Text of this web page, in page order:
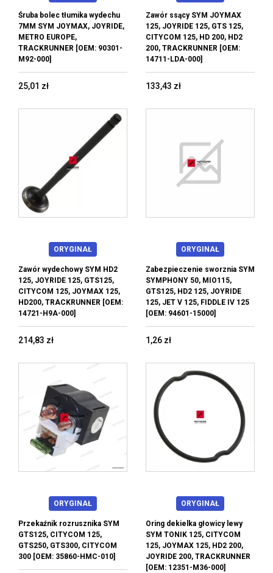
Śruba bolec tłumika wydechu
7MM SYM JOYMAX, JOYRIDE,
METRO EUROPE,
TRACKRUNNER [OEM: 90301-
M92-000]
25,01 zł
Zawór ssący SYM JOYMAX
125, JOYRIDE 125, GTS 125,
CITYCOM 125, HD 200, HD2
200, TRACKRUNNER [OEM:
14711-LDA-000]
133,43 zł
ORYGINAŁ
Zawór wydechowy SYM HD2
125, JOYRIDE 125, GTS125,
CITYCOM 125, JOYMAX 125,
HD200, TRACKRUNNER [OEM:
14721-H9A-000]
214,83 zł
ORYGINAŁ
Zabezpieczenie sworznia SYM
SYMPHONY 50, MIO115,
GTS125, HD2 125, JOYRIDE
125, JET V 125, FIDDLE IV 125
[OEM: 94601-15000]
1,26 zł
ORYGINAŁ
Przekaźnik rozrusznika SYM
GTS125, CITYCOM 125,
GTS250, GTS300, CITYCOM
300 [OEM: 35860-HMC-010]
ORYGINAŁ
Oring dekielka głowicy lewy
SYM TONIK 125, CITYCOM
125, JOYMAX 125, HD2 200,
JOYRIDE 200, TRACKRUNNER
[OEM: 12351-M36-000]